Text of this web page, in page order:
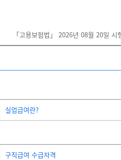
「고용보험법」 2026년 08월 20일
실업급여란?
구직급여 수급자격